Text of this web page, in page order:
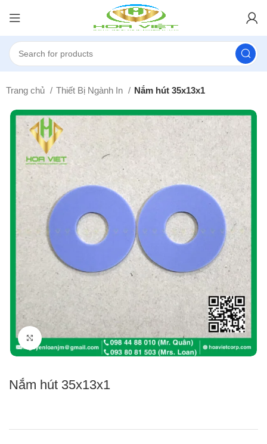
Trang chủ Thiết Bị Ngành In Nắm hút 35x13x1
Click to enlarge
Nắm hút 35x13x1